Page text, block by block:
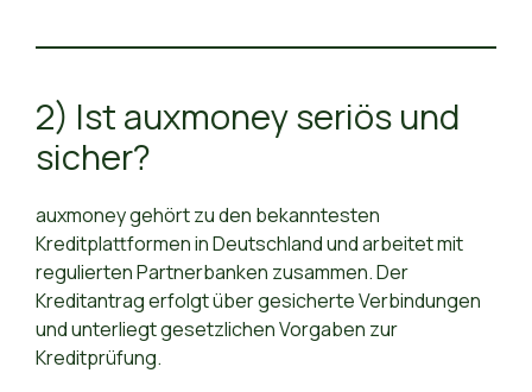
2) Ist auxmoney seriös und
sicher?
auxmoney gehört zu den bekanntesten
Kreditplattformen in Deutschland und arbeitet mit
regulierten Partnerbanken zusammen. Der
Kreditantrag erfolgt über gesicherte Verbindungen
und unterliegt gesetzlichen Vorgaben zur
Kreditprüfung.